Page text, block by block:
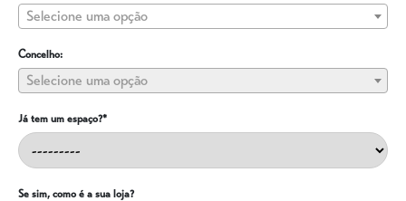
Selecione uma opção
Concelho:
Selecione uma opção
Já tem um espaço?*
Se sim, como é a sua loja?